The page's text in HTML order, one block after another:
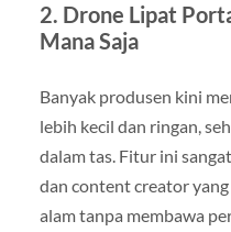
2. Drone Lipat
Mana Saja
Banyak produsen kini
lebih kecil dan ringan,
dalam tas. Fitur ini
dan content creator
alam tanpa membawa